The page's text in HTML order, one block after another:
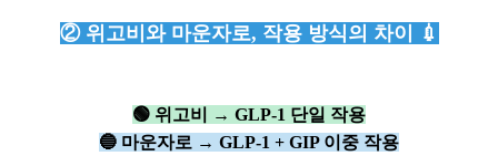
② 위고비와 마운자로, 작용 방식의 차이 💉
🟢 위고비 → GLP-1 단일 작용
🔵 마운자로 → GLP-1 + GIP 이중 작용